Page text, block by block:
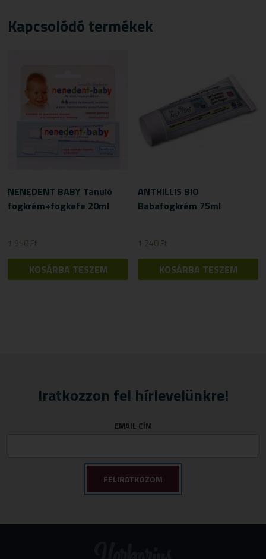
Kapcsolódó termékek
NENEDENT BABY Tanuló
fogkrém+fogkefe 20ml
1 950Ft
KOSÁRBA TESZEM
ANTHILLIS BIO
Babafogkrém 75ml
1 240Ft
KOSÁRBA TESZEM
Iratkozzon fel hírlevelünkre!
EMAIL CÍM